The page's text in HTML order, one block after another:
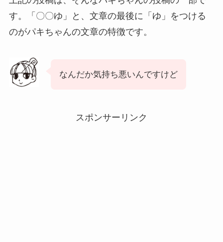
す。「〇〇ゆ」と、文章の最後に「ゆ」をつける
のがパキちゃんの文章の特徴です。
なんだか気持ち悪いんですけど
スポンサーリンク